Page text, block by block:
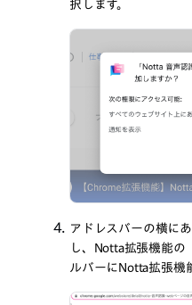
択します。
アドレスバーの横に
し、Notta拡張機能の
ルバーにNotta拡張機